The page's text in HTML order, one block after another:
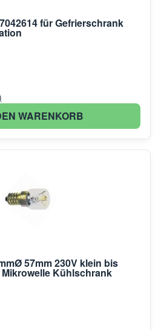
für Gefrierschrank
WARENKORB
57mm 230V klein bis
Kühlschrank